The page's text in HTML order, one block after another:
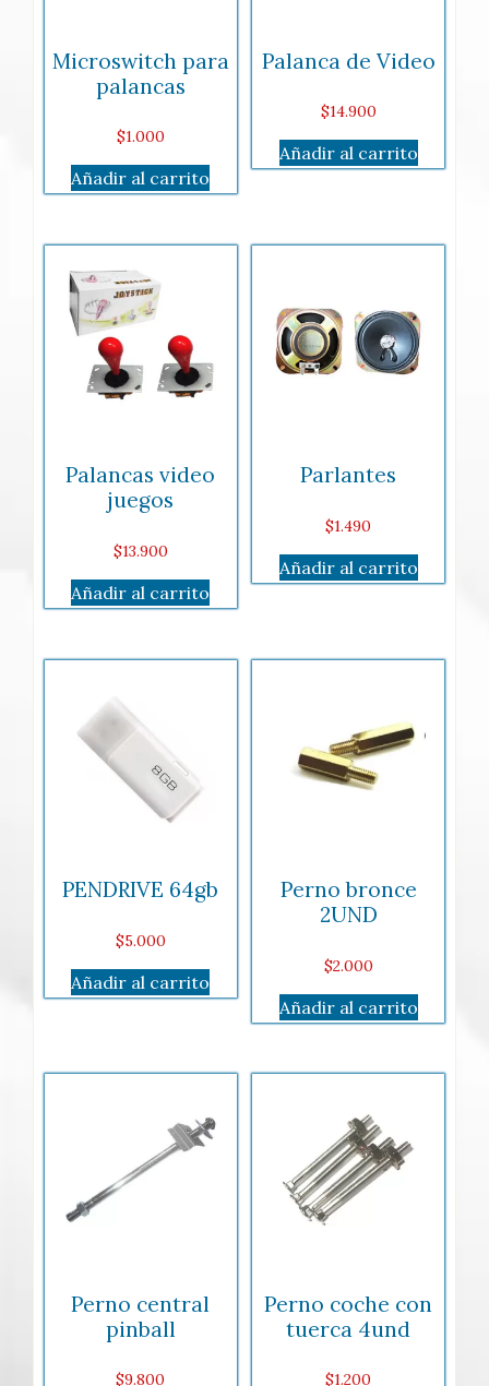
Microswitch para
palancas
$1.000
Añadir al carrito
Palanca de Video
$14.900
Añadir al carrito
Palancas video
juegos
$13.900
Añadir al carrito
Parlantes
$1.490
Añadir al carrito
PENDRIVE 64gb
$5.000
Añadir al carrito
Perno bronce
2UND
$2.000
Añadir al carrito
Perno central
pinball
$9.800
Perno coche con
tuerca 4und
$1.200